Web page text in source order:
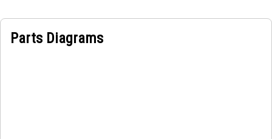
Application:
Parts Diagrams